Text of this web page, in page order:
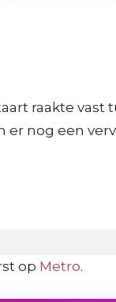
raakte vast
nog een
op Metro.